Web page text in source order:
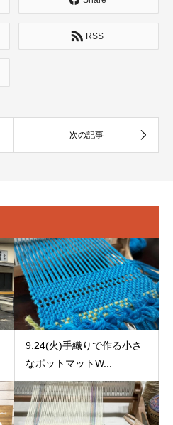
RSS
9.24(火)手織りで作る小さ
なポットマットW...